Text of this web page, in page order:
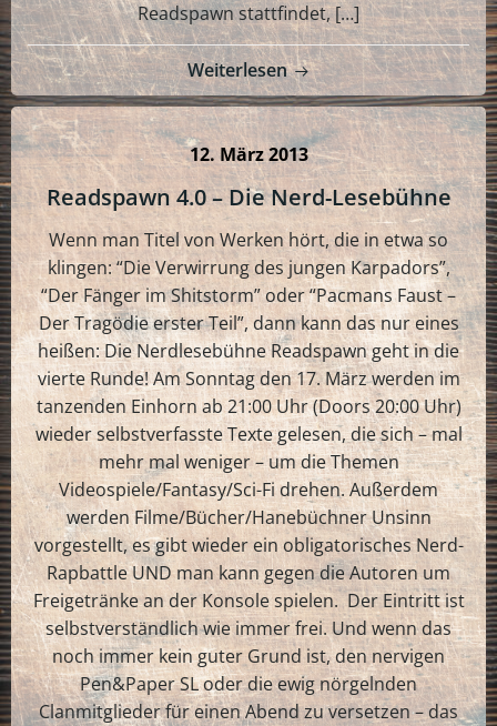
Readspawn stattfindet, […]
Weiterlesen
12. März 2013
Readspawn 4.0 – Die Nerd-Lesebühne
Wenn man Titel von Werken hört, die in etwa so
klingen: “Die Verwirrung des jungen Karpadors”,
“Der Fänger im Shitstorm” oder “Pacmans Faust –
Der Tragödie erster Teil”, dann kann das nur eines
heißen: Die Nerdlesebühne Readspawn geht in die
vierte Runde! Am Sonntag den 17. März werden im
tanzenden Einhorn ab 21:00 Uhr (Doors 20:00 Uhr)
wieder selbstverfasste Texte gelesen, die sich – mal
mehr mal weniger – um die Themen
Videospiele/Fantasy/Sci-Fi drehen. Außerdem
werden Filme/Bücher/Hanebüchner Unsinn
vorgestellt, es gibt wieder ein obligatorisches Nerd-
Rapbattle UND man kann gegen die Autoren um
Freigetränke an der Konsole spielen. Der Eintritt ist
selbstverständlich wie immer frei. Und wenn das
noch immer kein guter Grund ist, den nervigen
Pen&Paper SL oder die ewig nörgelnden
Clanmitglieder für einen Abend zu versetzen – das